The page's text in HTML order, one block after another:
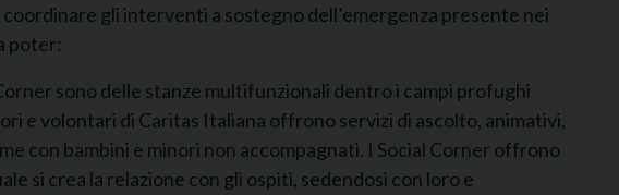
coordinare gli interventi a sostegno dell’emergenza presente nei
poter:
sono delle stanze multifunzionali dentro i campi profughi
e volontari di Caritas Italiana offrono servizi di ascolto, animativi,
con bambini e minori non accompagnati. I Social Corner offrono
si crea la relazione con gli ospiti, sedendosi con loro e